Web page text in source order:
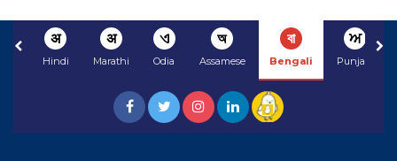
अ
Hindi
अ
Marathi
ଏ
Odia
অ
Assamese
বা
Bengali
ਅ
Punjabi